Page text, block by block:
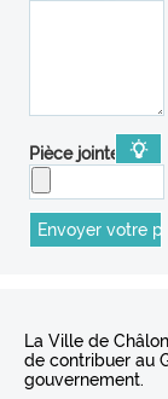
Pièce jointe
La Ville de
de contribuer au
gouvernement.